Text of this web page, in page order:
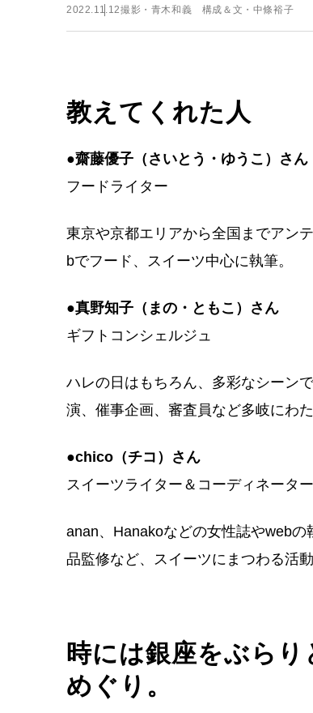
2022.11.12撮影・青木和義 構成＆文・中條裕子
教えてくれた人
●齋藤優子（さいとう・ゆうこ）さん
フードライター
東京や京都エリアから全国までアン
bでフード、スイーツ中心に執筆。
●真野知子（まの・ともこ）さん
ギフトコンシェルジュ
ハレの日はもちろん、多彩なシーン
演、催事企画、審査員など多岐にわた
●chico（チコ）さん
スイーツライター＆コーディネーター
anan、Hanakoなどの女性誌やweb
品監修など、スイーツにまつわる活
時には銀座をぶら
めぐり。